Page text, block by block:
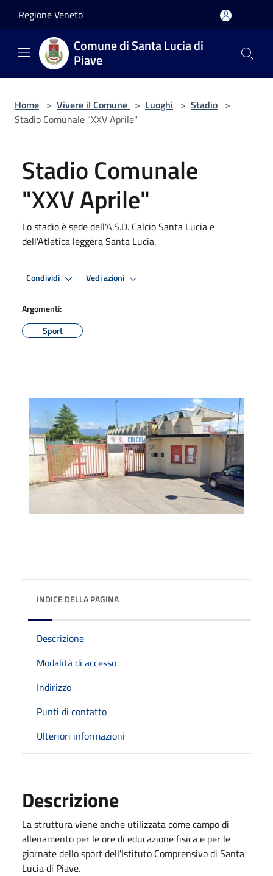
Regione Veneto
Comune di Santa Lucia di
Piave
Home > Vivere il Comune > Luoghi > Stadio >
Stadio Comunale "XXV Aprile"
Stadio Comunale
"XXV Aprile"
Lo stadio è sede dell'A.S.D. Calcio Santa Lucia e
dell'Atletica leggera Santa Lucia.
Condividi Vedi azioni
Argomenti:
Sport
INDICE DELLA PAGINA
Descrizione
Modalità di accesso
Indirizzo
Punti di contatto
Ulteriori informazioni
Descrizione
La struttura viene anche utilizzata come campo di
allenamento per le ore di educazione fisica e per le
giornate dello sport dell'Istituto Comprensivo di Santa
Lucia di Piave.